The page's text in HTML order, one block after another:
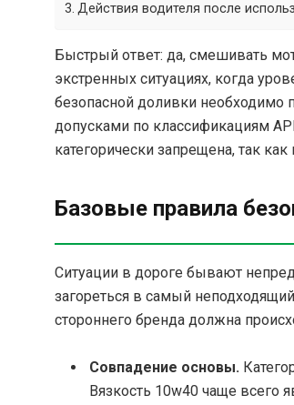
Действия водителя после
Быстрый ответ: да, смешивать
экстренных ситуациях, когда
безопасной доливки необходимо
допусками по классификациям
категорически запрещена, так
Базовые правила
Ситуации в дороге бывают
загореться в самый
стороннего бренда должна
Совпадение основы.
Вязкость 10w40 чаще всего